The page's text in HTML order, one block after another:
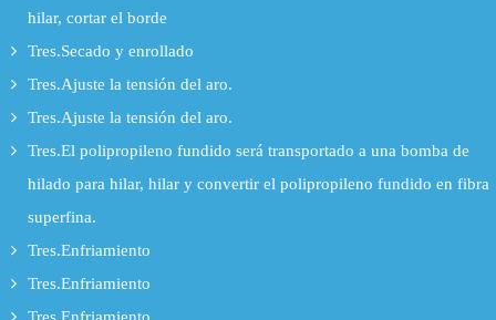
hilar, cortar el borde
Tres.Secado y enrollado
Tres.Ajuste la tensión del aro.
Tres.Ajuste la tensión del aro.
Tres.El polipropileno fundido será transportado a una bomba de
hilado para hilar, hilar y convertir el polipropileno fundido en fibra
superfina.
Tres.Enfriamiento
Tres.Enfriamiento